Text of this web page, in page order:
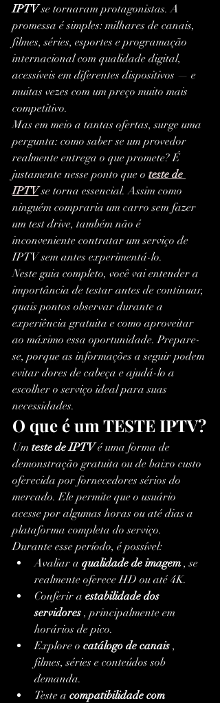
IPTV se tornaram protagonistas. A
promessa é simples: milhares de canais,
filmes, séries, esportes e programação
internacional com qualidade digital,
acessíveis em diferentes dispositivos — e
muitas vezes com um preço muito mais
competitivo.
Mas em meio a tantas ofertas, surge uma
pergunta: como saber se um provedor
realmente entrega o que promete? É
justamente nesse ponto que o teste de
IPTV se torna essencial. Assim como
ninguém compraria um carro sem fazer
um test drive, também não é
inconveniente contratar um serviço de
IPTV sem antes experimentá-lo.
Neste guia completo, você vai entender a
importância de testar antes de continuar,
quais pontos observar durante a
experiência gratuita e como aproveitar
ao máximo essa oportunidade. Prepare-
se, porque as informações a seguir podem
evitar dores de cabeça e ajudá-lo a
escolher o serviço ideal para suas
necessidades.
O que é um TESTE IPTV?
Um teste de IPTV é uma forma de
demonstração gratuita ou de baixo custo
oferecida por fornecedores sérios do
mercado. Ele permite que o usuário
acesse por algumas horas ou até dias a
plataforma completa do serviço.
Durante esse período, é possível:
Avaliar a qualidade de imagem , se
realmente oferece HD ou até 4K.
Conferir a estabilidade dos
servidores , principalmente em
horários de pico.
Explore o catálogo de canais ,
filmes, séries e conteúdos sob
demanda.
Teste a compatibilidade com